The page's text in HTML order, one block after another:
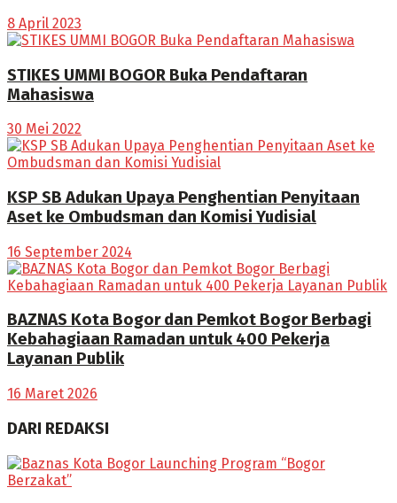
8 April 2023
STIKES UMMI BOGOR Buka Pendaftaran
Mahasiswa
30 Mei 2022
KSP SB Adukan Upaya Penghentian Penyitaan
Aset ke Ombudsman dan Komisi Yudisial
16 September 2024
BAZNAS Kota Bogor dan Pemkot Bogor Berbagi
Kebahagiaan Ramadan untuk 400 Pekerja
Layanan Publik
16 Maret 2026
DARI REDAKSI